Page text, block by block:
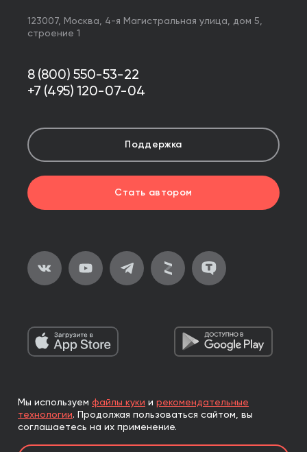
123007, Москва, 4-я Магистральная улица, дом 5,
строение 1
8 (800) 550-53-22
+7 (495) 120-07-04
Поддержка
Стать автором
2026, ООО «Альпина Паблишер»
Все права защищены
Книги реализуются ООО «Альпина Паблишер»
Мы используем файлы куки и рекомендательные
технологии. Продолжая пользоваться сайтом, вы
соглашаетесь на их применение.